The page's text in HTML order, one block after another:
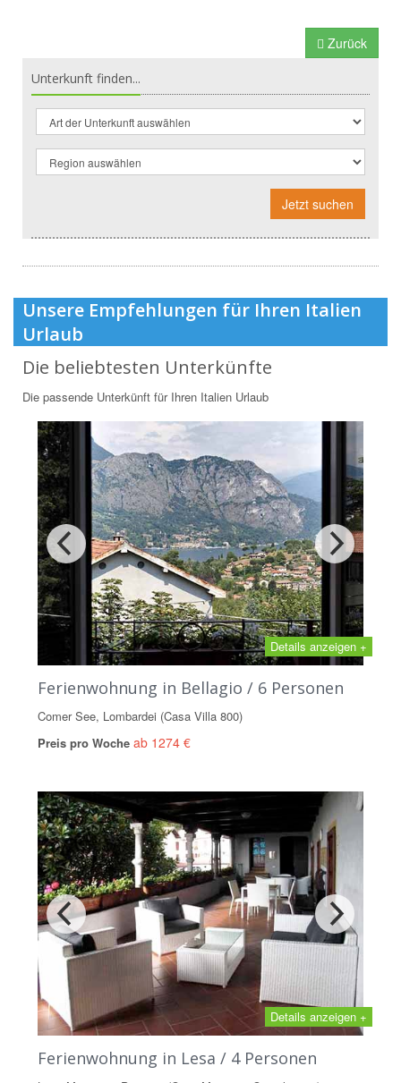
Zurück
Unterkunft finden...
Jetzt suchen
Unsere Empfehlungen für Ihren Italien
Urlaub
Die beliebtesten Unterkünfte
Die passende Unterkünft für Ihren Italien Urlaub
Details anzeigen +
Ferienwohnung in Bellagio / 6 Personen
Comer See, Lombardei (Casa Villa 800)
Preis pro Woche ab 1274 €
Details anzeigen +
Ferienwohnung in Lesa / 4 Personen